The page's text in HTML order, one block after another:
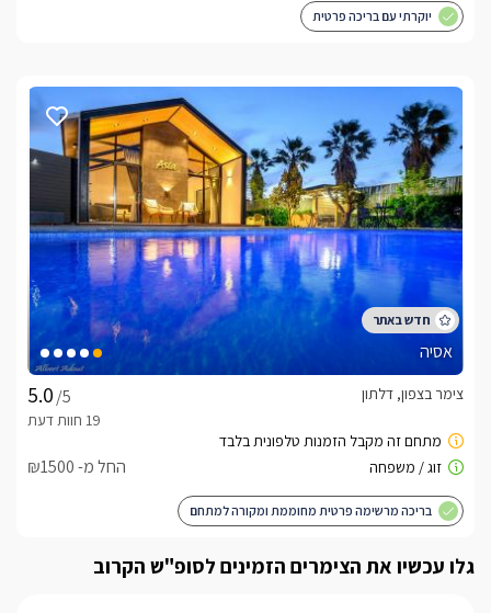
יוקרתי עם בריכה פרטית
אסיה
/5
צימר בצפון, דלתון
החל מ- ₪1500
בריכה מרשימה פרטית מחוממת ומקורה למתחם
גלו עכשיו את הצימרים הזמינים לסופ"ש הקרוב